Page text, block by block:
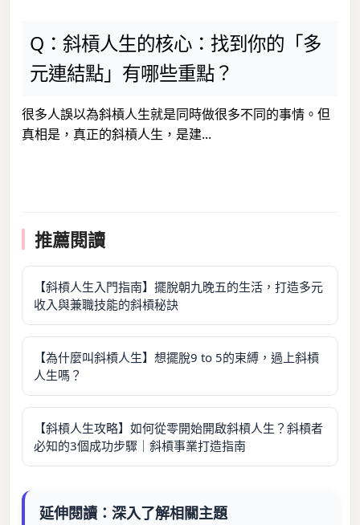
Q：斜槓人生的核心：找到你的「多
元連結點」有哪些重點？
很多人誤以為斜槓人生就是同時做很多不同的事情。但
真相是，真正的斜槓人生，是建...
推薦閱讀
【斜槓人生入門指南】擺脫朝九晚五的生活，打造多元
收入與兼職技能的斜槓秘訣
【為什麼叫斜槓人生】想擺脫9 to 5的束縛，過上斜槓
人生嗎？
【斜槓人生攻略】如何從零開始開啟斜槓人生？斜槓者
必知的3個成功步驟｜斜槓事業打造指南
延伸閱讀：深入了解相關主題